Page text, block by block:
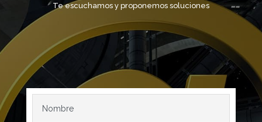
Te escuchamos y proponemos soluciones